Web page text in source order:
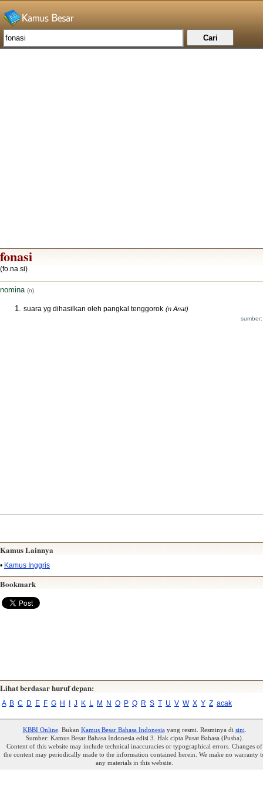
fonasi
(fo.na.si)
nomina (n)
suara yg dihasilkan oleh pangkal tenggorok (n Anat)
Kamus Lainnya
• Kamus Inggris
Bookmark
Lihat berdasar huruf depan:
A B C D E F G H I J K L M N O P Q R S T U V W X Y Z acak
KBBI Online. Bukan Kamus Besar Bahasa Indonesiayang resmi. Resminya di sini
Sumber: Kamus Besar Bahasa Indonesia edisi 3. Hak cipta Pusat Bahasa (Pusba).
Content of this website may include technical inaccuracies or typographical errors. Changes of
the content may periodically made to the information contained herein. We make no warranty
any materials in this website.